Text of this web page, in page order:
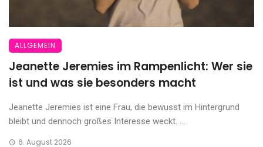
ALLGEMEIN
Jeanette Jeremies im Rampenlicht: Wer sie
ist und was sie besonders macht
Jeanette Jeremies ist eine Frau, die bewusst im Hintergrund
bleibt und dennoch großes Interesse weckt. ...
6. August 2026